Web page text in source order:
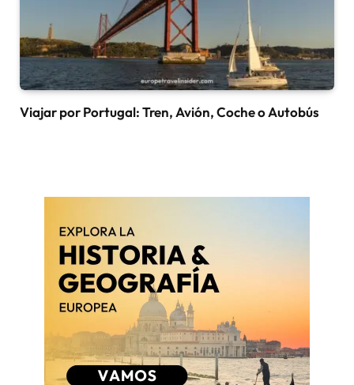
Viajar por Portugal: Tren, Avión, Coche o Autobús